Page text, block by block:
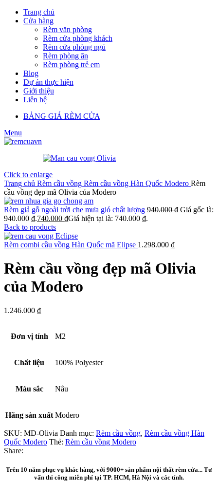
Trang chủ
Cửa hàng
Rèm văn phòng
Rèm cửa phòng khách
Rèm cửa phòng ngủ
Rèm phòng ăn
Rèm phòng trẻ em
Blog
Dự án thực hiện
Giới thiệu
Liên hệ
BẢNG GIÁ RÈM CỬA
Menu
Click to enlarge
Trang chủ Rèm cầu vồng Rèm cầu vồng Hàn Quốc Modero Rèm
cầu vồng đẹp mã Olivia của Modero
Rèm giả gỗ ngoài trời che mưa gió chất lượng 940.000₫ Giá gốc là:
940.000 ₫.740.000 ₫Giá hiện tại là: 740.000 ₫.
Back to products
Rèm combi cầu vồng Hàn Quốc mã Elipse 1.298.000 ₫
Rèm cầu vồng đẹp mã Olivia
của Modero
1.246.000 ₫
Đơn vị tính M2
Chất liệu 100% Polyester
Màu sắc Nâu
Hãng sản xuất Modero
SKU: MD-Olivia Danh mục: Rèm cầu vồng, Rèm cầu vồng Hàn
Quốc Modero Thẻ: Rèm cầu vồng Modero
Share:
Trên 10 năm phục vụ khác hàng, với 9000+ sản phẩm nội thất rèm cửa... Tư
vấn thi công miễn phí tại TP. HCM, Hà Nội và các tỉnh.